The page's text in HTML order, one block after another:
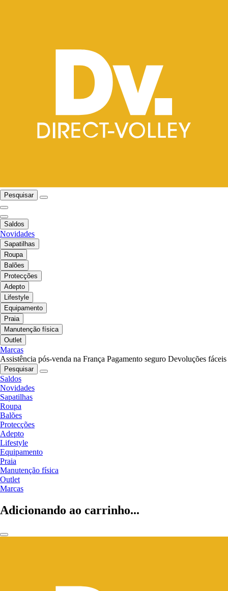
Pesquisar
Saldos
Novidades
Sapatilhas
Roupa
Balões
Protecções
Adepto
Lifestyle
Equipamento
Praia
Manutenção física
Outlet
Marcas
Assistência pós-venda na França Pagamento seguro Devoluções fáceis
Pesquisar
Saldos
Novidades
Sapatilhas
Roupa
Balões
Protecções
Adepto
Lifestyle
Equipamento
Praia
Manutenção física
Outlet
Marcas
Adicionando ao carrinho...